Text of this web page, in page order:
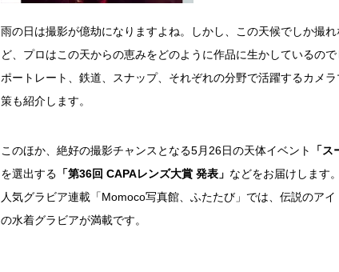
雨の日は撮影が億劫になりますよね。しかし、この天候でしか撮
ど、プロはこの天からの恵みをどのように作品に生かしているので
ポートレート、鉄道、スナップ、それぞれの分野で活躍するカメ
策も紹介します。
このほか、絶好の撮影チャンスとなる5月26日の天体イベント 「
を選出する 「第36回 CAPAレンズ大賞 発表」 などをお届けします。
人気グラビア連載「Momoco写真館、ふたたび」では、伝説のア
の水着グラビアが満載です。